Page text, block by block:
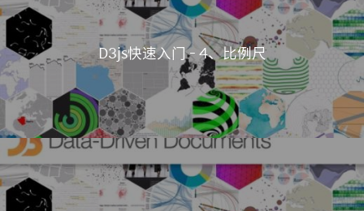
D3js快速入门 - 4、比例尺